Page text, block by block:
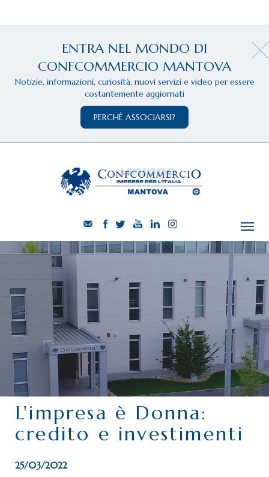
ENTRA NEL MONDO DI
CONFCOMMERCIO MANTOVA
Notizie, informazioni, curiosità, nuovi servizi e video per essere
costantemente aggiornati
PERCHÈ ASSOCIARSI?
CHI SIAMO
SERVIZI
CATEGORIE
DELEGAZIONI
ATTIVITÀ STORICHE
PERIODICO
PERCHÉ ASSOCIARSI?
DOVE SIAMO
L'impresa è Donna:
credito e investimenti
25/03/2022